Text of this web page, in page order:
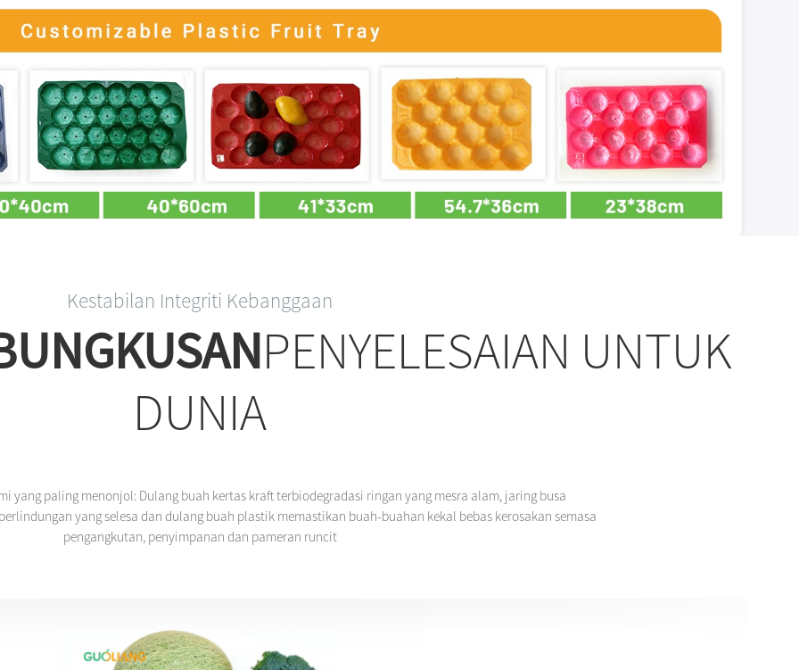
Kestabilan Integriti Kebanggaan
PENYELESAIAN UNTUK
DUNIA
yang paling menonjol: Dulang buah kertas kraft terbiodegradasi ringan yang mesra alam, jaring busa
yang selesa dan dulang buah plastik memastikan buah-buahan kekal bebas kerosakan semasa
pengangkutan, penyimpanan dan pameran runcit